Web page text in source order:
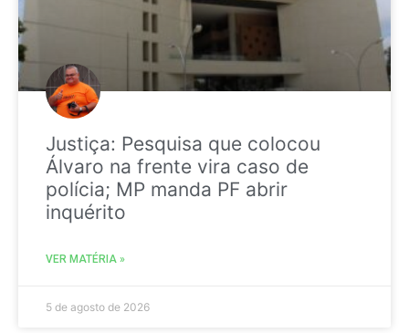
Justiça: Pesquisa que colocou
Álvaro na frente vira caso de
polícia; MP manda PF abrir
inquérito
VER MATÉRIA »
5 de agosto de 2026